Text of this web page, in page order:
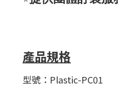
產品規格
型號：Plastic-PC01